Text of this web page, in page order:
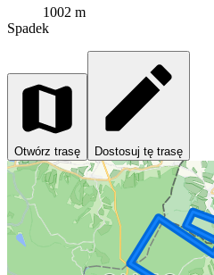
1002 m
Spadek
Otwórz trasę Dostosuj tę trasę